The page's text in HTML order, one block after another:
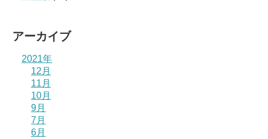
アーカイブ
2021年
12月
11月
10月
9月
7月
6月